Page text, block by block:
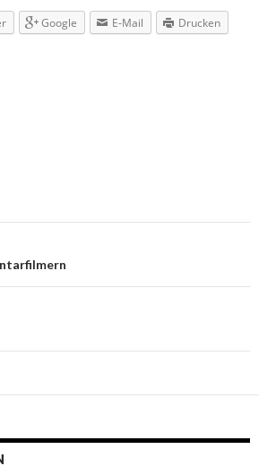
Google E-Mail Drucken